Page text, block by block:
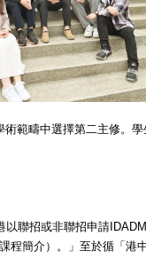
範疇中選擇第二主修。學
以聯招或非聯招申請
程簡介）。」至於循「港中